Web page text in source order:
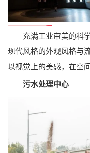
充满工业审美的科学
现代风格的外观风格与
以视觉上的美感，在空
污水处理中心